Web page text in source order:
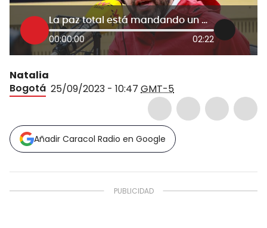
La paz total está mandando un mensaje equivocado: Carlos Fernando Galán
00:00:00 02:22
Natalia
Bogotá 25/09/2023 - 10:47 GMT-5
Añadir Caracol Radio en Google